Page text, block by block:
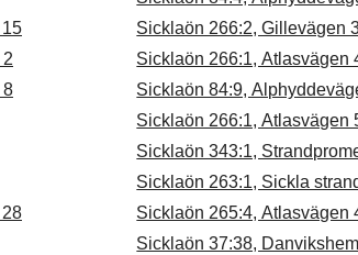
8
Sicklaön 266:2, Gillevägen
Sicklaön 266:1, Atlasvägen
Sicklaön 84:9,
Sicklaön 266:1, Atlasvägen
Sicklaön 343:1,
Sicklaön 263:1, Sickla
Sicklaön 265:4, Atlasvägen
Sicklaön 37:38,